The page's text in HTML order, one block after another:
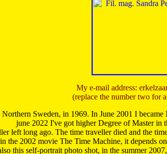
My e-mail address:
(replace the number two for
Sweden, in 1969. In June 2001 I
june 2022 I've got higher Degree of Master in
left long ago. The time traveller died and the
the 2002 movie The Time Machine, it depends
this self-portrait photo shot, in the summer